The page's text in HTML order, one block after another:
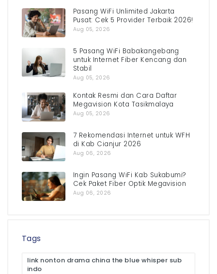
Pasang WiFi Unlimited Jakarta
Pusat: Cek 5 Provider Terbaik 2026!
Aug 05, 2026
5 Pasang WiFi Babakangebang
untuk Internet Fiber Kencang dan
Stabil
Aug 05, 2026
Kontak Resmi dan Cara Daftar
Megavision Kota Tasikmalaya
Aug 05, 2026
7 Rekomendasi Internet untuk WFH
di Kab Cianjur 2026
Aug 06, 2026
Ingin Pasang WiFi Kab Sukabumi?
Cek Paket Fiber Optik Megavision
Aug 06, 2026
Tags
link nonton drama china the blue whisper sub
indo